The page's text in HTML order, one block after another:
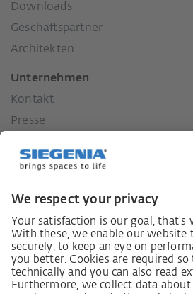
Downloads
Geschäftspartner
Architekten
Unternehmen
Kontakt
Presse
Unsere Werte
Karriere